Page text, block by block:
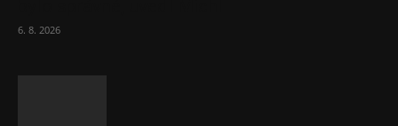
6. 8. 2026